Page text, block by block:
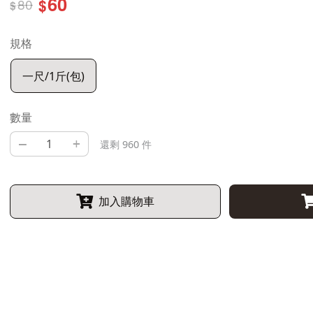
$80 $
規格
一尺/1斤(包)
數量
– + 還剩 960 件
加入購物車